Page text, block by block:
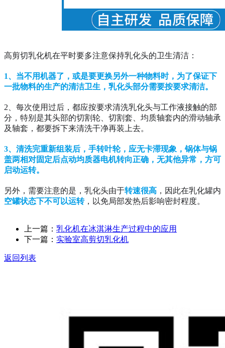
高剪切乳化机在平时要多注意保持乳化头的卫生清洁：
1、当不用机器了，或是要更换另外一种物料时，为了保证下
一批物料的生产的清洁卫生，乳化头部分需要按要求清洁。
2、每次使用过后，都应按要求清洗乳化头与工作液接触的部
分，特别是其头部的切割轮、切割套、均质轴套内的滑动轴承
及轴套，都要拆下来清洗干净再装上去。
3、清洗完重新组装后，手转叶轮，应无卡滞现象，锅体与锅
盖两相对固定后点动均质器电机转向正确，无其他异常，方可
启动运转。
另外，需要注意的是，乳化头由于转速很高 ，因此在乳化罐内
空罐状态下不可以运转，以免局部发热后影响密封程度。
上一篇： 乳化机在冰淇淋生产过程中的应用
下一篇： 实验室高剪切乳化机
返回列表